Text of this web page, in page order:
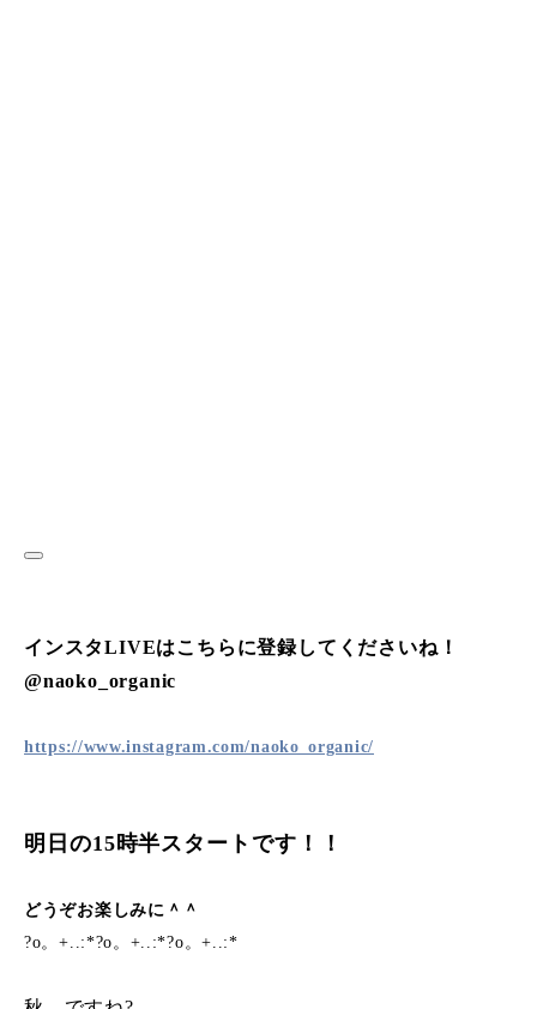
インスタLIVEはこちらに登録してくださいね！
@naoko_organic
https://www.instagram.com/naoko_organic/
明日の15時半スタートです！！
どうぞお楽しみに＾＾
?o。+..:*?o。+..:*?o。+..:*